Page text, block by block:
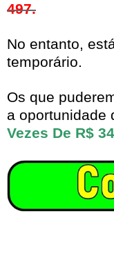
497.
No entanto,
temporário.
Os que
a oportunidade
Vezes De R$